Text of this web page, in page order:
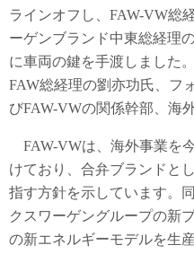
ラインオフし、FAW-VW総
ーゲンブランド中東総経理
に車両の鍵を手渡しました
FAW総経理の劉亦功氏、フ
びFAW-VWの関係幹部、海
FAW-VWは、海外事業を
けており、合弁ブランドと
指す方針を示しています。
クスワーゲングループの新
の新エネルギーモデルを生